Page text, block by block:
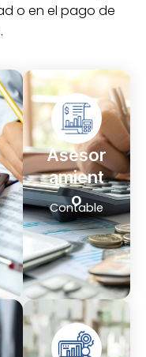
o en el pago de
Asesor
amient
o
Contable